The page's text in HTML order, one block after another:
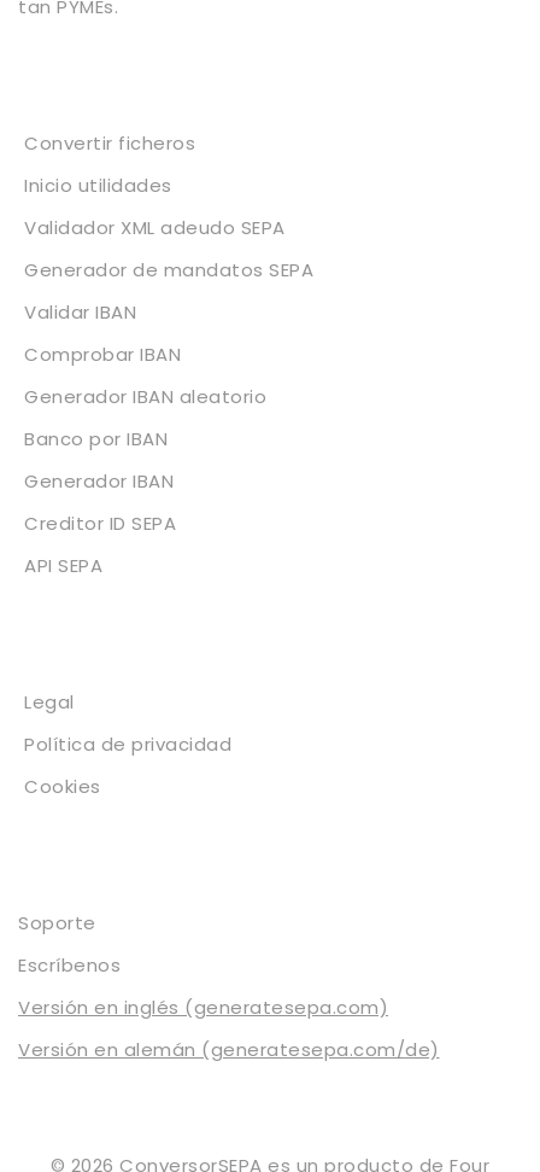
tan PYMEs.
Convertir ficheros
Inicio utilidades
Validador XML adeudo SEPA
Generador de mandatos SEPA
Validar IBAN
Comprobar IBAN
Generador IBAN aleatorio
Banco por IBAN
Generador IBAN
Creditor ID SEPA
API SEPA
Legal
Política de privacidad
Cookies
Soporte
Escríbenos
Versión en inglés (generatesepa.com)
Versión en alemán (generatesepa.com/de)
© 2026 ConversorSEPA es un producto deFour